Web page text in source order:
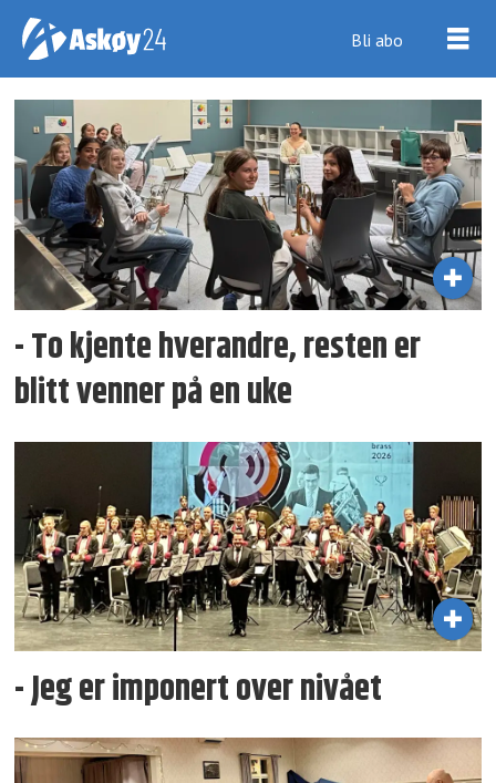
Bli abo
Tag:
askøy
brass
band
- To kjente hverandre, resten er
blitt venner på en uke
- Jeg er imponert over nivået